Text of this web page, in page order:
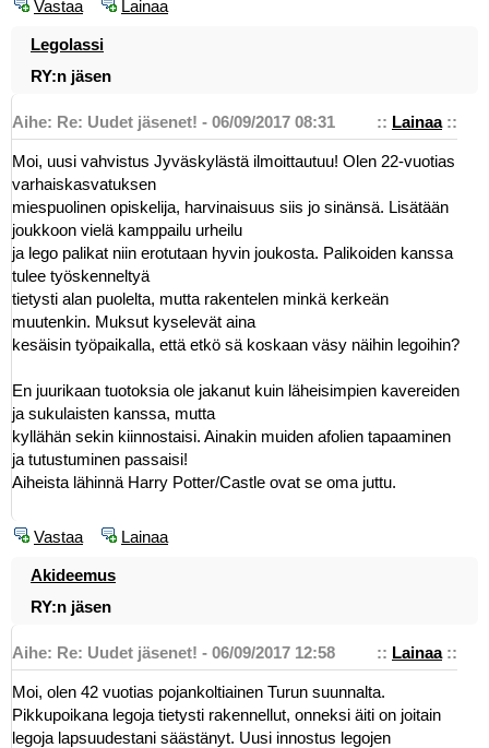
Vastaa Lainaa
Legolassi
RY:n jäsen
:: Lainaa::
Aihe: Re: Uudet jäsenet! - 06/09/2017 08:31
Moi, uusi vahvistus Jyväskylästä ilmoittautuu! Olen 22-vuotias
varhaiskasvatuksen
miespuolinen opiskelija, harvinaisuus siis jo sinänsä. Lisätään
joukkoon vielä kamppailu urheilu
ja lego palikat niin erotutaan hyvin joukosta. Palikoiden kanssa
tulee työskenneltyä
tietysti alan puolelta, mutta rakentelen minkä kerkeän
muutenkin. Muksut kyselevät aina
kesäisin työpaikalla, että etkö sä koskaan väsy näihin legoihin?
En juurikaan tuotoksia ole jakanut kuin läheisimpien kavereiden
ja sukulaisten kanssa, mutta
kyllähän sekin kiinnostaisi. Ainakin muiden afolien tapaaminen
ja tutustuminen passaisi!
Aiheista lähinnä Harry Potter/Castle ovat se oma juttu.
Vastaa Lainaa
Akideemus
RY:n jäsen
:: Lainaa::
Aihe: Re: Uudet jäsenet! - 06/09/2017 12:58
Moi, olen 42 vuotias pojankoltiainen Turun suunnalta.
Pikkupoikana legoja tietysti rakennellut, onneksi äiti on joitain
legoja lapsuudestani säästänyt. Uusi innostus legojen